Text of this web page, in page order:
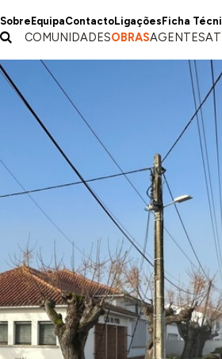
Sobre EquipaContactoLigações Ficha
COMUNIDADESOBRASAGENTES